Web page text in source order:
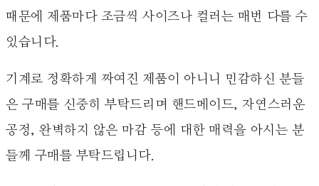
때문에 제품마다 조금씩 사이즈나 컬러는 매번 다를 수
있습니다.
기계로 정확하게 짜여진 제품이 아니니 민감하신 분들
은 구매를 신중히 부탁드리며 핸드메이드, 자연스러운
공정, 완벽하지 않은 마감 등에 대한 매력을 아시는 분
들께 구매를 부탁드립니다.